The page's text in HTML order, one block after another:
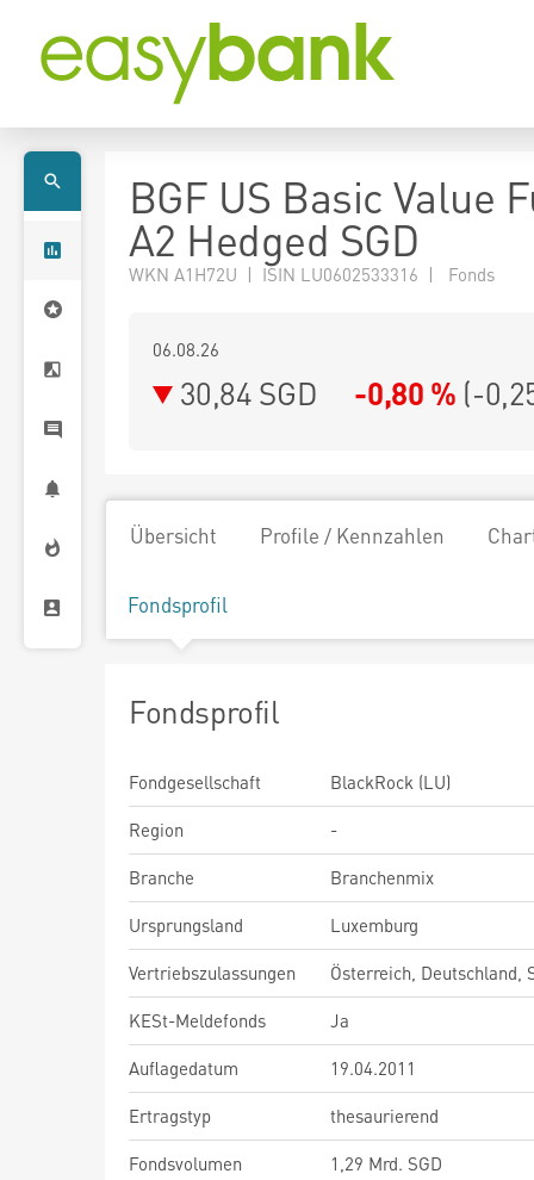
BGF US Basic Value
A2 Hedged SGD
WKN A1H72U | ISIN LU0602533316 | Fonds
06.08.26
30,84 SGD -0,80 % (-
Übersicht Profile / Kennzahlen
Fondsprofil
Fondsprofil
Fondgesellschaft
BlackRock (LU)
Region
-
Branche
Branchenmix
Ursprungsland
Luxemburg
Vertriebszulassungen
Österreich, Deutschland,
KESt-Meldefonds
Ja
Auflagedatum
19.04.2011
Ertragstyp
thesaurierend
Fondsvolumen
1,29 Mrd. SGD